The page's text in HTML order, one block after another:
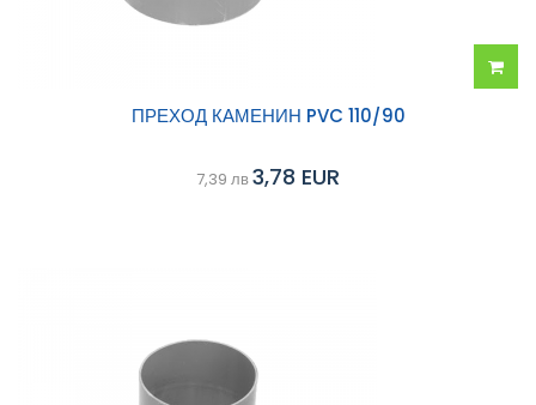
ПРЕХОД КАМЕНИН PVC 110/90
7,39 лв3,78 EUR